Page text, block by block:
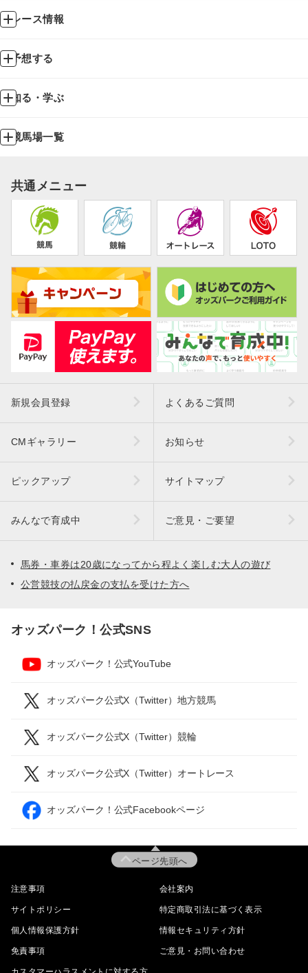
レース情報
予想する
知る・学ぶ
競馬場一覧
共通メニュー
新規会員登録 よくあるご質問
CMギャラリー お知らせ
ピックアップ サイトマップ
みんなで育成中 ご意見・ご要望
馬券・車券は20歳になってから程よく楽しむ大人の遊び
公営競技の払戻金の支払を受けた方へ
オッズパーク！公式SNS
オッズパーク！公式YouTube
オッズパーク公式X（Twitter）地方競馬
オッズパーク公式X（Twitter）競輪
オッズパーク公式X（Twitter）オートレース
オッズパーク！公式Facebookページ
ページ先頭へ
注意事項 会社案内
サイトポリシー 特定商取引法に基づく表示
個人情報保護方針 情報セキュリティ方針
免責事項 ご意見・お問い合わせ